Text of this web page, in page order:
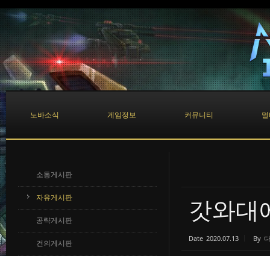
노바소식 게임정보 커뮤니티
소통게시판
자유게시판
공략게시판
건의게시판
갓와대
Date 2020.07.13 By
Sketchbook5, 스케치북5
Sketchbook5, 스케치북5